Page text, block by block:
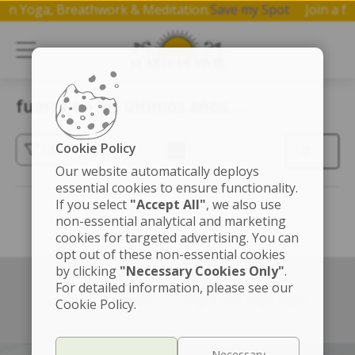
on Yoga, Breathwork & Meditation.Save my Spot Join
fuerza en los últimos años….
(3)
Left box align left Right box align right
Cookie Policy
Our website automatically deploys
essential cookies to ensure functionality.
If you select "Accept All", we also use
non-essential analytical and marketing
cookies for targeted advertising. You can
opt out of these non-essential cookies
by clicking "Necessary Cookies Only".
For detailed information, please see our
Cookie Policy.